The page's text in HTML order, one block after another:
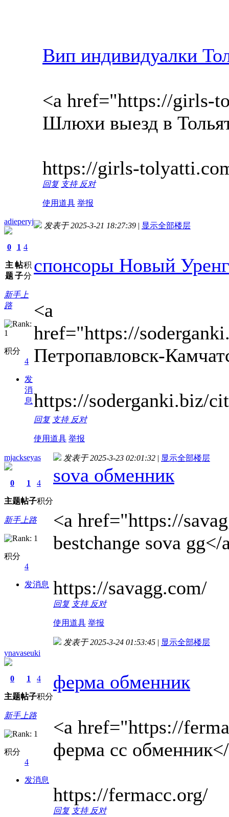
Вип индивидуалки
<a href="https://girls-
Шлюхи выезд в
https://girls-
回复 支持 反对
使用道具 举报
adieperyj
0
主
题
1
帖
子
4
积
分
新手上
路
积分
4
发
消
息
发表于 2025-3-21 18:27:39 | 显示全部楼层
спонсоры Новый
<a
href="https://
Петропавловск-
https://soderganki.biz/
回复 支持 反对
使用道具 举报
mjackseyas
0
主题
1
帖子
4
积分
新手上路
积分
4
发消息
发表于 2025-3-23 02:01:32 | 显示全部楼层
sova обменник
<a href="https://
bestchange sova gg</
https://savagg.com/
回复 支持 反对
使用道具 举报
ynavaseuki
0
主题
1
帖子
4
积分
新手上路
积分
4
发消息
发表于 2025-3-24 01:53:45 | 显示全部楼层
ферма обменник
<a href="https://
ферма сс
https://fermacc.org/
回复 支持 反对